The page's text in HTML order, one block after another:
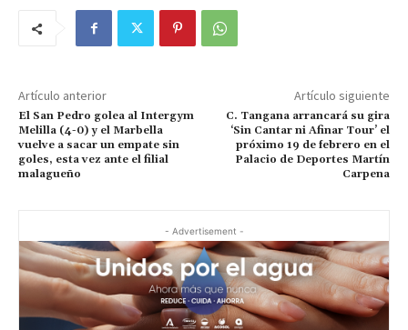
Artículo anterior
El San Pedro golea al Intergym
Melilla (4-0) y el Marbella
vuelve a sacar un empate sin
goles, esta vez ante el filial
malagueño
Artículo siguiente
C. Tangana arrancará su gira
‘Sin Cantar ni Afinar Tour’ el
próximo 19 de febrero en el
Palacio de Deportes Martín
Carpena
- Advertisement -